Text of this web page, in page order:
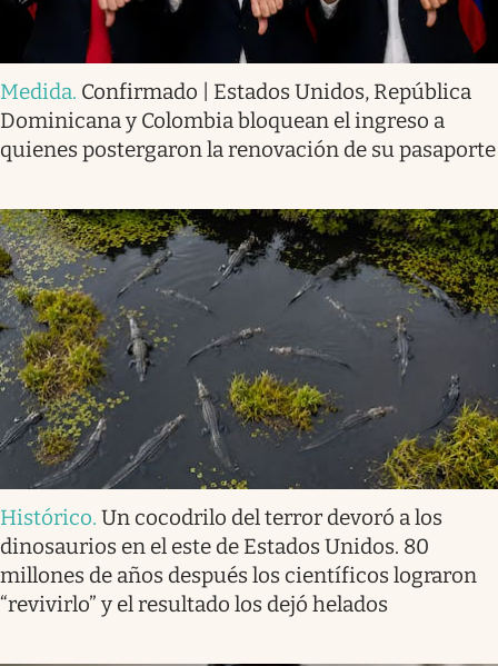
Medida. Confirmado | Estados Unidos, República
Dominicana y Colombia bloquean el ingreso a
quienes postergaron la renovación de su pasaporte
Histórico. Un cocodrilo del terror devoró a los
dinosaurios en el este de Estados Unidos. 80
millones de años después los científicos lograron
“revivirlo” y el resultado los dejó helados